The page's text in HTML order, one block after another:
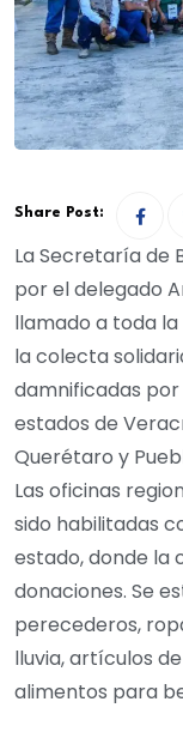
Share Post:
La Secretaría de
por el delegado
llamado a toda
la colecta
damnificadas
estados de
Querétaro y
Las oficinas
sido habilitadas
estado, donde la
donaciones. Se
perecederos,
lluvia, artículos
alimentos para